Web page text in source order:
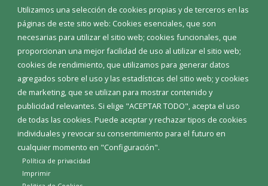
Utilizamos una selección de cookies propias y de terceros en las
páginas de este sitio web: Cookies esenciales, que son
necesarias para utilizar el sitio web; cookies funcionales, que
proporcionan una mejor facilidad de uso al utilizar el sitio web;
cookies de rendimiento, que utilizamos para generar datos
agregados sobre el uso y las estadísticas del sitio web; y cookies
de marketing, que se utilizan para mostrar contenido y
publicidad relevantes. Si elige "ACEPTAR TODO", acepta el uso
de todas las cookies. Puede aceptar y rechazar tipos de cookies
individuales y revocar su consentimiento para el futuro en
cualquier momento en "Configuración".
Política de privacidad
Imprimir
Eventos
Corporación Municipal
Teléfonos de interés
INICIAR SESIÓN
MAPA WEB